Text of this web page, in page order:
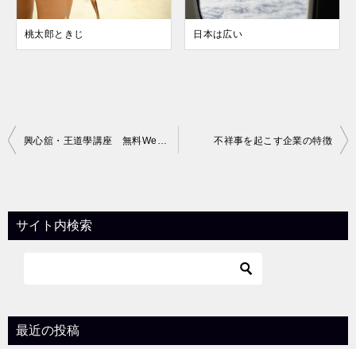
桃太郎ときじ 日本は広い
投
ビ
ゲ
ョ
ン
不祥事を起こす企業の特徴
サイト内検索
最近の投稿